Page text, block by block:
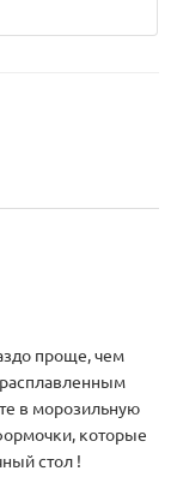
проще, чем
в морозильную
которые
стол !